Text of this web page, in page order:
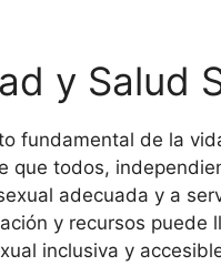
y Salud
fundamental de la
que todos,
adecuada y a
y recursos puede
inclusiva y